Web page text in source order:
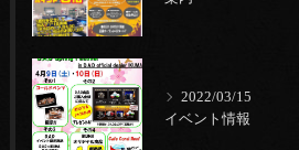
2022/03/15
イベント情報